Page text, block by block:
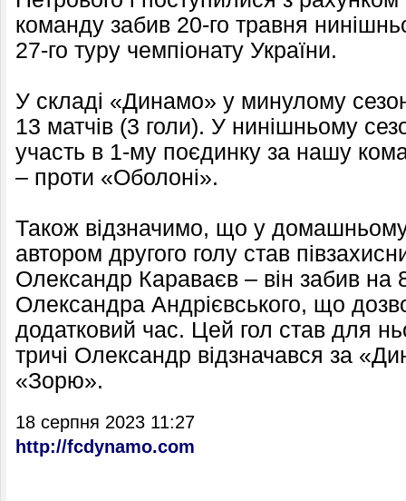
команду забив 20-го травня
27-го туру чемпіонату України.
У складі «Динамо» у минулому
13 матчів (3 голи). У нинішньому
участь в 1-му поєдинку за нашу
– проти «Оболоні».
Також відзначимо, що у
автором другого голу став
Олександр Караваєв – він забив на
Олександра Андрієвського, що
додатковий час. Цей гол став для
тричі Олександр відзначався за
«Зорю».
18 серпня 2023 11:27
http://fcdynamo.com